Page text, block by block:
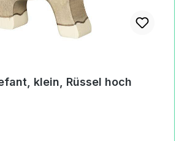
klein, Rüssel hoch